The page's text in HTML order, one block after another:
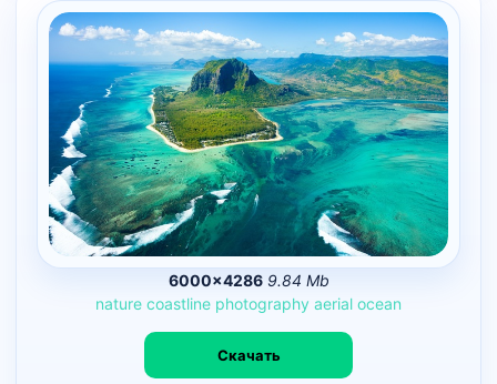
6000×4286 9.84 Mb
nature coastline photography aerial ocean
Скачать